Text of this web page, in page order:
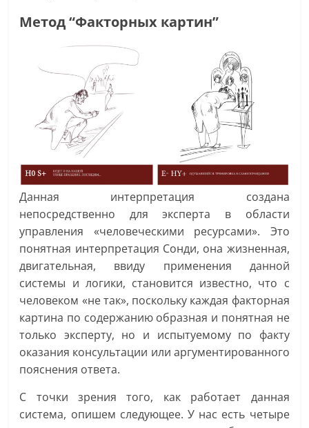
Метод “Факторных картин”
Данная интерпретация создана
непосредственно для эксперта в области
управления «человеческими ресурсами». Это
понятная интерпретация Сонди, она жизненная,
двигательная, ввиду применения данной
системы и логики, становится известно, что с
человеком «не так», поскольку каждая факторная
картина по содержанию образная и понятная не
только эксперту, но и испытуемому по факту
оказания консультации или аргументированного
пояснения ответа.
С точки зрения того, как работает данная
система, опишем следующее. У нас есть четыре